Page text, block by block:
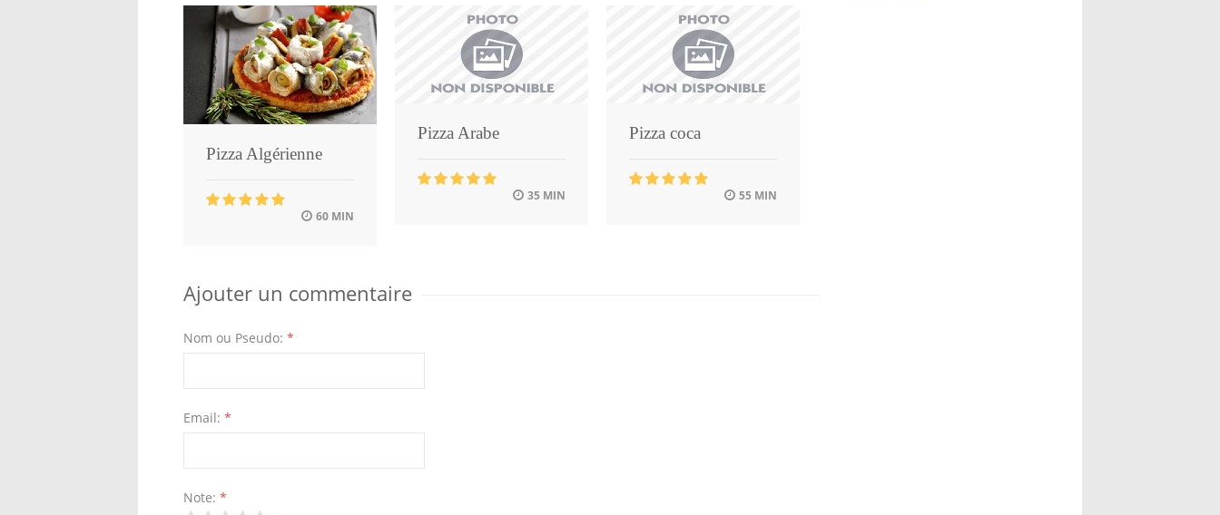
Pizza Algérienne
60 MIN
Pizza Arabe
35 MIN
Pizza coca
55 MIN
Ajouter un commentaire
Nom ou Pseudo: *
Email: *
Note: *